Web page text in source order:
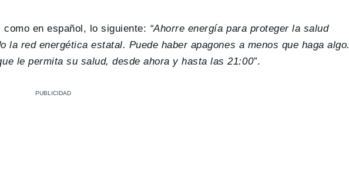
en español, lo siguiente: “Ahorre energía para proteger la salud
red energética estatal. Puede haber apagones a menos que haga algo.
le permita su salud, desde ahora y hasta las 21:00”.